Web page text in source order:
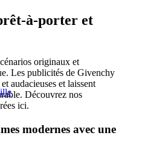
à-porter et
originaux et
Les publicités de Givenchy
audacieuses et laissent
Découvrez nos
ici.
modernes avec une